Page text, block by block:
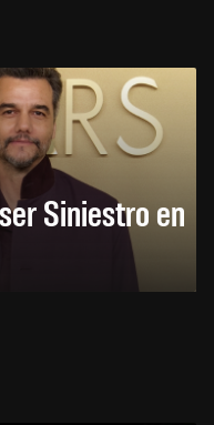
Siniestro en